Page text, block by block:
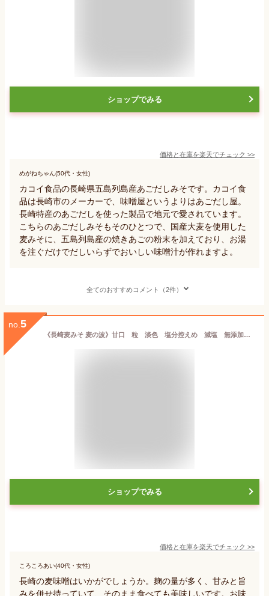
ショップでみる
価格と在庫を楽天でチェック >>
めがねちゃん(50代・女性)
カコイ食品の長崎県五島列島産あごだしみそです。カコイ食
品は長崎市のメーカーで、味噌屋というよりはあごだし屋。
長崎特産のあごだしを使った製品で地元で愛されています。
こちらのあごだしみそもそのひとつで、国産大麦を使用した
麦みそに、五島列島産の焼きあごの粉末を加えており、お湯
を注ぐだけでだしいらずでおいしい味噌汁が作れますよ。
全てのおすすめコメント（2件）
no. 5
《長崎麦みそ 麦の波》甘口 粒 淡色 塩分控えめ 減塩 無添加 国産原料 裸大麦 やさしい 九州
ショップでみる
価格と在庫を楽天でチェック >>
ころころあい(40代・女性)
長崎の麦味噌はいかがでしょうか。麹の量が多く、甘みと旨
みを併せ持っていて、そのまま食べても美味しいです。お味